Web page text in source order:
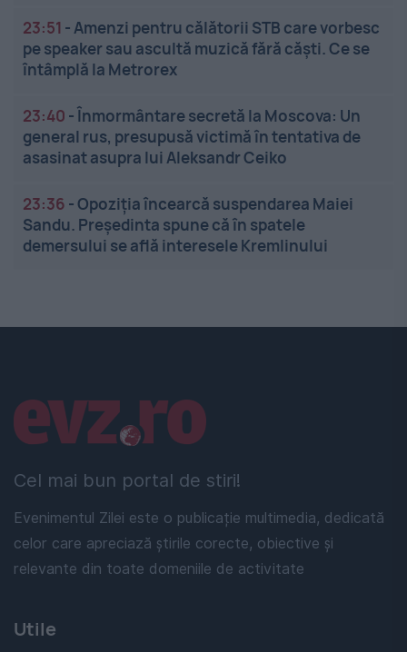
23:51 -Amenzi pentru călătorii STB care vorbesc
pe speaker sau ascultă muzică fără căști. Ce se
întâmplă la Metrorex
23:40 -Înmormântare secretă la Moscova: Un
general rus, presupusă victimă în tentativa de
asasinat asupra lui Aleksandr Ceiko
23:36 -Opoziția încearcă suspendarea Maiei
Sandu. Președinta spune că în spatele
demersului se află interesele Kremlinului
Cel mai bun portal de stiri!
Evenimentul Zilei este o publicație multimedia, dedicată
celor care apreciază știrile corecte, obiective și
relevante din toate domeniile de activitate
Linkuri utile
Utile